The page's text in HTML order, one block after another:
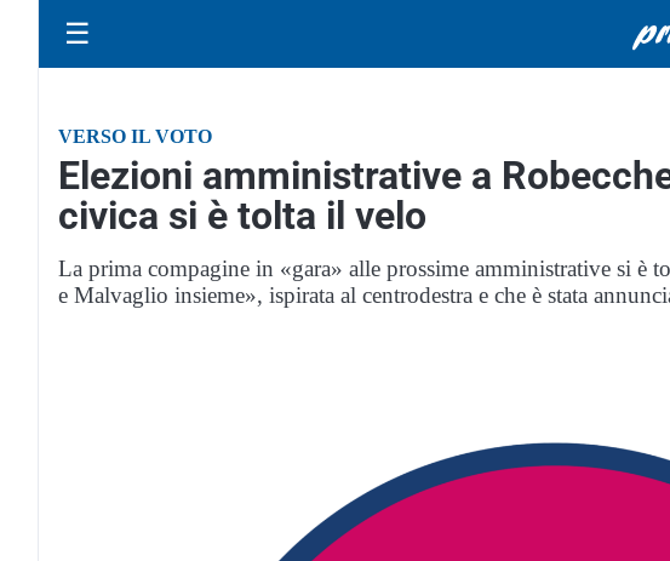
☰
VERSO IL VOTO
Elezioni amministrative a
civica si è tolta il velo
La prima compagine in «gara» alle prossime amministrative si è
e Malvaglio insieme», ispirata al centrodestra e che è stata